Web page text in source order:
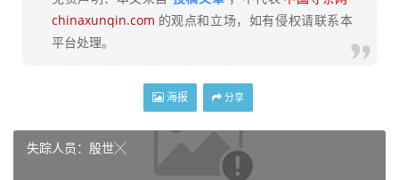
chinaxunqin.com 的观点和立场，如有侵权请联系本
平台处理。
海报 分享
失踪人员：殷世╳